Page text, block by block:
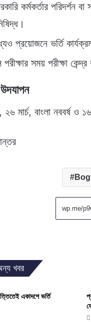
কর্মকর্তার পরিদর্শন বা
প্রয়োজনে ভর্তি
সময় পরীক্ষা
মার্চ, বাংলা নববর্ষ ও
খবর
একাদশে ভর্তি